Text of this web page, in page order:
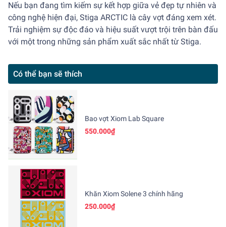
Nếu bạn đang tìm kiếm sự kết hợp giữa vẻ đẹp tự nhiên và
công nghệ hiện đại, Stiga ARCTIC là cây vợt đáng xem xét.
Trải nghiệm sự độc đáo và hiệu suất vượt trội trên bàn đấu
với một trong những sản phẩm xuất sắc nhất từ Stiga.
Có thể bạn sẽ thích
Bao vợt Xiom Lab Square
550.000₫
Khăn Xiom Solene 3 chính hãng
250.000₫